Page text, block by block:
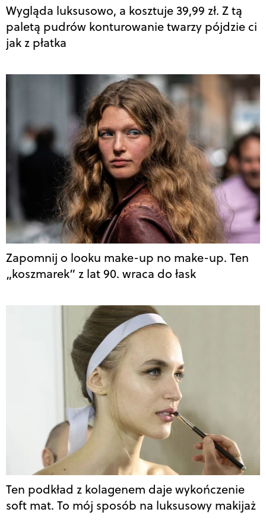
Wygląda luksusowo, a kosztuje 39,99 zł. Z tą
paletą pudrów konturowanie twarzy pójdzie ci
jak z płatka
Zapomnij o looku make-up no make-up. Ten
„koszmarek” z lat 90. wraca do łask
Ten podkład z kolagenem daje wykończenie
soft mat. To mój sposób na luksusowy makijaż